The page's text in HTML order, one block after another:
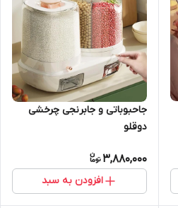
جاحبوباتی و جابرنجی چرخشی
دوقلو
3,880,000
افزودن به سبد